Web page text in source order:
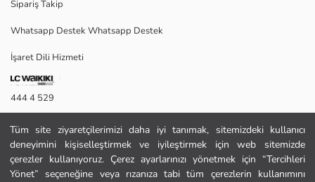
Tüm site ziyaretçilerimizi daha iyi tanımak, sitemizdeki kullanıcı
deneyimini kişiselleştirmek ve iyileştirmek için web sitemizde
çerezler kullanıyoruz. Çerez ayarlarınızı yönetmek için “Tercihleri
Yönet” seçeneğine veya rızanıza tabi tüm çerezlerin kullanımını
kumaştan üretilmiş 2'li settir.
2.Kumaş Canlı Kırmızı:
2.Kumaş Ekru:
3.Kumaş Canlı Kırmızı:
3.Kumaş Ekru:
Ana Kumaş Canlı Kırmızı:
Ana Kumaş Ekru:
Menşei:
Satıcı:
Marka:
Sipariş Takip
Whatsapp Destek Whatsapp Destek
İşaret Dili Hizmeti
444 4 529
İletişim Formu
444 4 529